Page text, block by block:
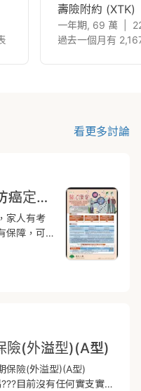
壽險附約 (XTK)
一年期, 69 萬
過去一個月有
看更多討論
國泰人壽醫心康愛DPA(防癌定期險）
家人有考
保障，可
險(外溢型)(A型)
保險(外溢型)(A型)
目前沒有任何實支實付